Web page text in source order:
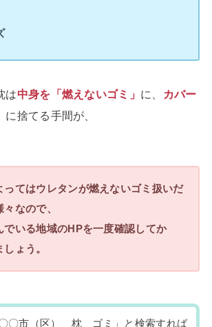
は中身を「燃えないゴミ」 に、
カバー
に捨てる手間が、
ってはウレタンが燃えないゴミ扱いだ
なので、
でいる地域のHPを一度確認してか
ょう。
〇〇市（区） 枕 ゴミ」と検索すれば